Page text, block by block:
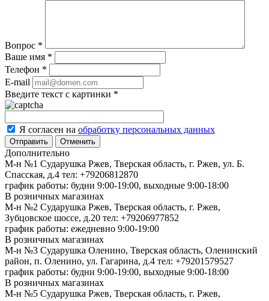
Вопрос *
Ваше имя *
Телефон *
E-mail
Введите текст с картинки *
Я согласен на обработку персональных данных
Отменить
Дополнительно
М-н №1 Сударушка Ржев, Тверская область, г. Ржев, ул. Б.
Спасская, д.4 тел: +79206812870
график работы: будни 9:00-19:00, выходные 9:00-18:00
В розничных магазинах
М-н №2 Cударушка Ржев, Тверская область, г. Ржев,
Зубцовское шоссе, д.20 тел: +79206977852
график работы: ежедневно 9:00-19:00
В розничных магазинах
М-н №3 Сударушка Оленино, Тверская область, Оленинский
район, п. Оленино, ул. Гагарина, д.4 тел: +79201579527
график работы: будни 9:00-19:00, выходные 9:00-18:00
В розничных магазинах
М-н №5 Сударушка Ржев, Тверская область, г. Ржев,